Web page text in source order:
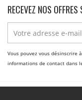
RECEVEZ NOS
Vous pouvez vous désinscrire
informations de contact dans